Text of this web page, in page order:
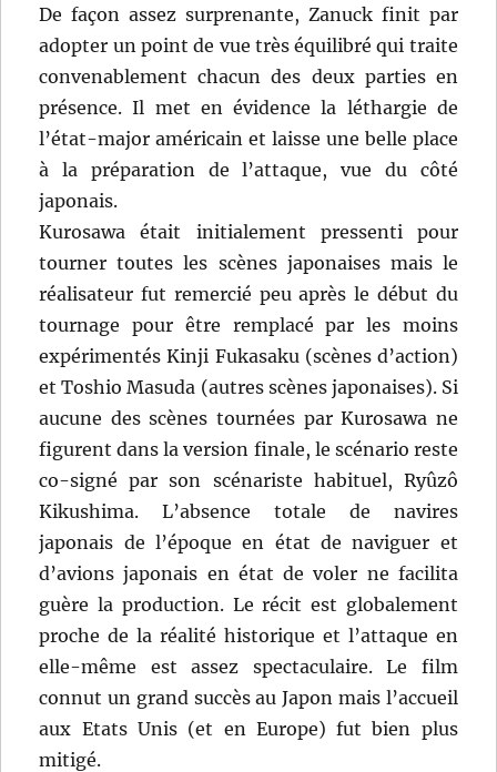
De façon assez surprenante, Zanuck finit par
adopter un point de vue très équilibré qui traite
convenablement chacun des deux parties en
présence. Il met en évidence la léthargie de
l’état-major américain et laisse une belle place
à la préparation de l’attaque, vue du côté
japonais.
Kurosawa était initialement pressenti pour
tourner toutes les scènes japonaises mais le
réalisateur fut remercié peu après le début du
tournage pour être remplacé par les moins
expérimentés Kinji Fukasaku (scènes d’action)
et Toshio Masuda (autres scènes japonaises). Si
aucune des scènes tournées par Kurosawa ne
figurent dans la version finale, le scénario reste
co-signé par son scénariste habituel, Ryûzô
Kikushima. L’absence totale de navires
japonais de l’époque en état de naviguer et
d’avions japonais en état de voler ne facilita
guère la production. Le récit est globalement
proche de la réalité historique et l’attaque en
elle-même est assez spectaculaire. Le film
connut un grand succès au Japon mais l’accueil
aux Etats Unis (et en Europe) fut bien plus
mitigé.